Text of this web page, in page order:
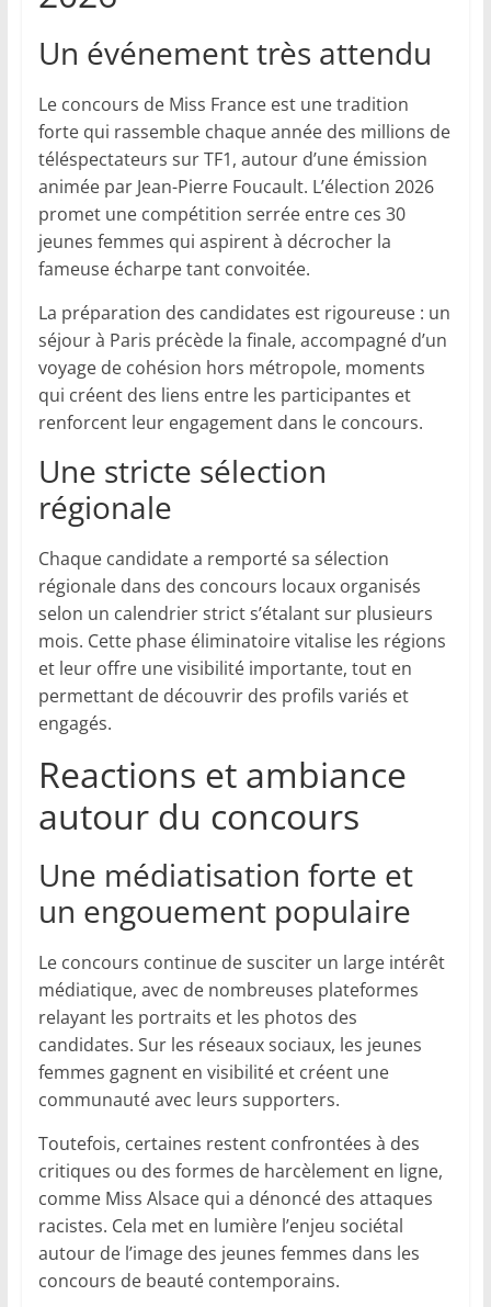
Un événement très attendu
Le concours de Miss France est une tradition
forte qui rassemble chaque année des millions de
téléspectateurs sur TF1, autour d’une émission
animée par Jean-Pierre Foucault. L’élection 2026
promet une compétition serrée entre ces 30
jeunes femmes qui aspirent à décrocher la
fameuse écharpe tant convoitée.
La préparation des candidates est rigoureuse : un
séjour à Paris précède la finale, accompagné d’un
voyage de cohésion hors métropole, moments
qui créent des liens entre les participantes et
renforcent leur engagement dans le concours.
Une stricte sélection
régionale
Chaque candidate a remporté sa sélection
régionale dans des concours locaux organisés
selon un calendrier strict s’étalant sur plusieurs
mois. Cette phase éliminatoire vitalise les régions
et leur offre une visibilité importante, tout en
permettant de découvrir des profils variés et
engagés.
Reactions et ambiance
autour du concours
Une médiatisation forte et
un engouement populaire
Le concours continue de susciter un large intérêt
médiatique, avec de nombreuses plateformes
relayant les portraits et les photos des
candidates. Sur les réseaux sociaux, les jeunes
femmes gagnent en visibilité et créent une
communauté avec leurs supporters.
Toutefois, certaines restent confrontées à des
critiques ou des formes de harcèlement en ligne,
comme Miss Alsace qui a dénoncé des attaques
racistes. Cela met en lumière l’enjeu sociétal
autour de l’image des jeunes femmes dans les
concours de beauté contemporains.